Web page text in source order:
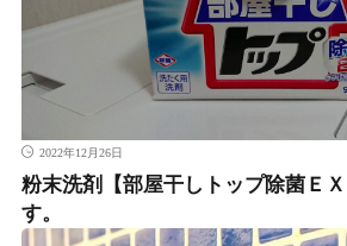
2022年12月26日
粉末洗剤【部屋干しトップ除菌Ｅ
す。